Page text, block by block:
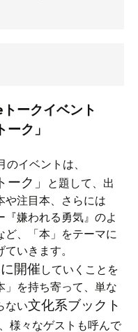
ークイベント
ーク」
イベントは、
ーク」
と題して、出
や注目本、さらには
『嫌われる勇気』のよ
ど、「本」をテーマに
いきます。
開催していくことを
」を持ち寄って、単な
ない文化系ブックト
様々なゲストも呼んで